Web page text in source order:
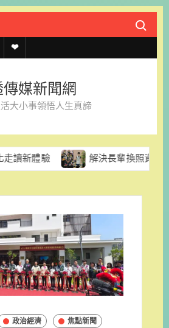
Search
官
LINE
媒新聞網
大小事領悟人生真諦
解決長輩換照資訊亂象 台南市
政治經濟 焦點新聞